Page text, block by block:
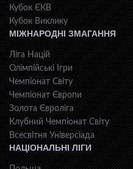
Кубок ЄКВ
Кубок Виклику
МІЖНАРОДНІ ЗМАГАННЯ
Ліга Націй
Олімпійські Ігри
Чемпіонат Світу
Чемпіонат Європи
Золота Євроліга
Клубний Чемпіонат Світу
Всесвiтня Унiверсiaда
НАЦІОНАЛЬНІ ЛІГИ